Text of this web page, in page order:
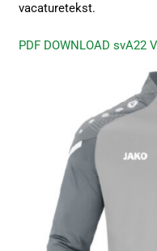
vacaturetekst.
PDF DOWNLOAD svA22